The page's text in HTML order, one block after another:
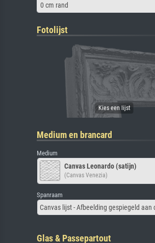
0 cm rand
Fotolijst
Medium en brancard
Medium
Canvas Leonardo (satijn)
(Canvas Venezia)
Spanraam
Glas & Passepartout